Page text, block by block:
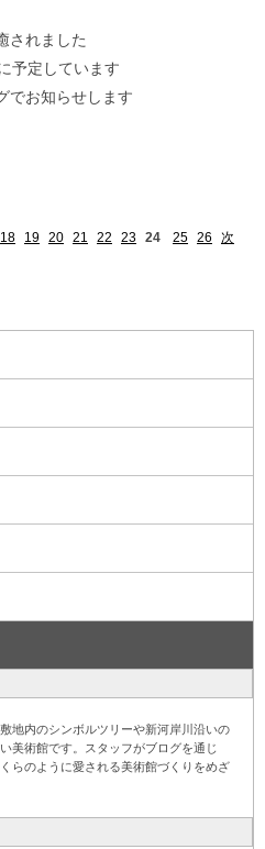
地内のシンボルツリーや新河岸川沿いの
美術館です。スタッフがブログを通じ
らのように愛される美術館づくりをめざ
されました
予定しています
お知らせします
18 19 20 21 22 23 24 25 26
次